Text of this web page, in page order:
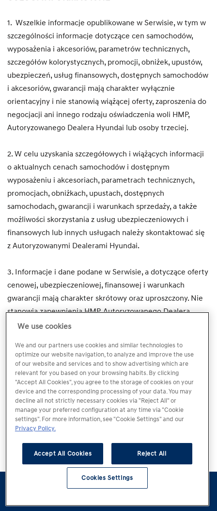
1. Wszelkie informacje opublikowane w Serwisie, w tym w
szczególności informacje dotyczące cen samochodów,
wyposażenia i akcesoriów, parametrów technicznych,
szczegółów kolorystycznych, promocji, obniżek, upustów,
ubezpieczeń, usług finansowych, dostępnych samochodów
i akcesoriów, gwarancji mają charakter wyłącznie
orientacyjny i nie stanowią wiążącej oferty, zaproszenia do
negocjacji ani innego rodzaju oświadczenia woli HMP,
Autoryzowanego Dealera Hyundai lub osoby trzeciej.
2. W celu uzyskania szczegółowych i wiążących informacji
o aktualnych cenach samochodów i dostępnym
wyposażeniu i akcesoriach, parametrach technicznych,
promocjach, obniżkach, upustach, dostępnych
samochodach, gwarancji i warunkach sprzedaży, a także
możliwości skorzystania z usług ubezpieczeniowych i
finansowych lub innych usługach należy skontaktować się
z Autoryzowanymi Dealerami Hyundai.
3. Informacje i dane podane w Serwisie, a dotyczące oferty
cenowej, ubezpieczeniowej, finansowej i warunkach
gwarancji mają charakter skrótowy oraz uproszczony. Nie
stanowią zapewnienia HMP, Autoryzowanego Dealera
Hyundai ani Autoryzowanej Stacji Obsługi, iż umowa
zawarta na podanych w Serwisie warunkach.
4. Szczegółowe warunki umowy sprzedaży lub innej
umowy, a także warunki ubezpieczenia lub usług
finansowych każdorazowo należy ustalić z Dealerem.
5. Treści Serwisu, w tym Usług Informacyjnych nie
stanowią oświadczenia gwarancyjnego, ani nie określają
obowiązków gwaranta i uprawnień kupującego. Zasady i
warunki gwarancji na samochody oraz inne towary
sprzedawane przez Dealera określone zostaną w
We use cookies
We and our partners use cookies and similar technologies to
optimize our website navigation, to analyze and improve the use
of our website and services and to show advertising which are
relevant for you based on your browsing habits. By clicking
"Accept All Cookies", you agree to the storage of cookies on your
device and the corresponding processing of your data. You may
decline all not strictly necessary cookies via "Reject All" or
manage your preferred configuration at any time via "Cookie
settings". For more information, see "Cookie Settings" and our
Privacy Policy.
Accept All Cookies Reject All
Cookies Settings